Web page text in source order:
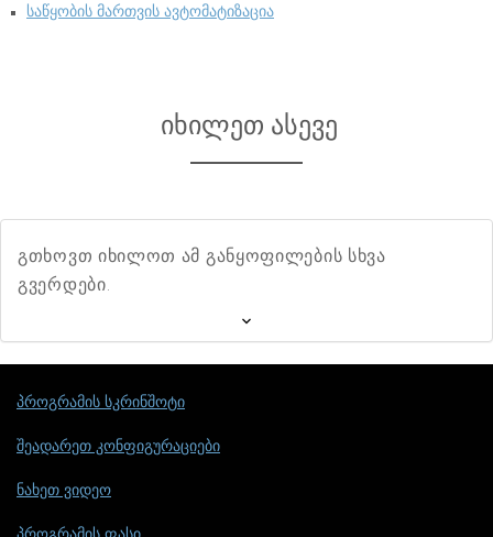
საწყობის მართვის ავტომატიზაცია
იხილეთ ასევე
გთხოვთ იხილოთ ამ განყოფილების სხვა
გვერდები.
პროგრამის სკრინშოტი
შეადარეთ კონფიგურაციები
ნახეთ ვიდეო